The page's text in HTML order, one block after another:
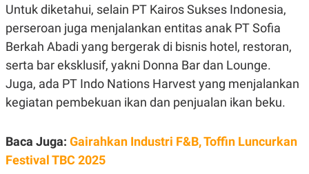
E
T
A
T
E
N
P
A
P
E
R
D
V
E
R
T
I
N
G
Untuk diketahui, selain PT Kairos Sukses Indonesia,
perseroan juga menjalankan entitas anak PT Sofia
Berkah Abadi yang bergerak di bisnis hotel, restoran,
serta bar eksklusif, yakni Donna Bar dan Lounge.
Juga, ada PT Indo Nations Harvest yang menjalankan
kegiatan pembekuan ikan dan penjualan ikan beku.
Baca Juga: Gairahkan Industri F&B, Toffin Luncurkan
Festival TBC 2025